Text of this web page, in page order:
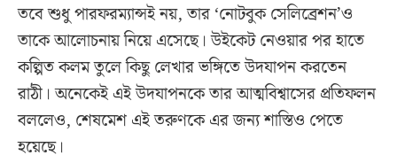
তবে শুধু পারফরম্যান্সই নয়, তার ‘নোটবুক সেলিব্রেশন’ও
তাকে আলোচনায় নিয়ে এসেছে। উইকেট নেওয়ার পর হাতে
কল্পিত কলম তুলে কিছু লেখার ভঙ্গিতে উদযাপন করতেন
রাঠী। অনেকেই এই উদযাপনকে তার আত্মবিশ্বাসের প্রতিফলন
বললেও, শেষমেশ এই তরুণকে এর জন্য শাস্তিও পেতে
হয়েছে।